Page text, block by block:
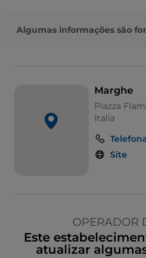
Algumas informações são
Marghe
Piazza
Italia
Site
OPERADOR
Este
atualizar